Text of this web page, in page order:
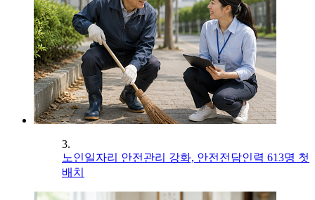
3.
노인일자리 안전관리 강화, 안전전담인력 613명 첫
배치